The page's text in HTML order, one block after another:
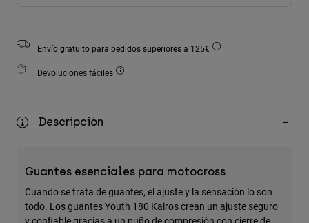
Ver Todo
Bolsas y Mochilas
Envío gratuito para pedidos superiores a 125€
Devoluciones fáciles
Descripción
Guantes esenciales para motocross
Cuando se trata de guantes, el ajuste y la sensación lo son
todo. Los guantes Youth 180 Kairos crean un ajuste seguro